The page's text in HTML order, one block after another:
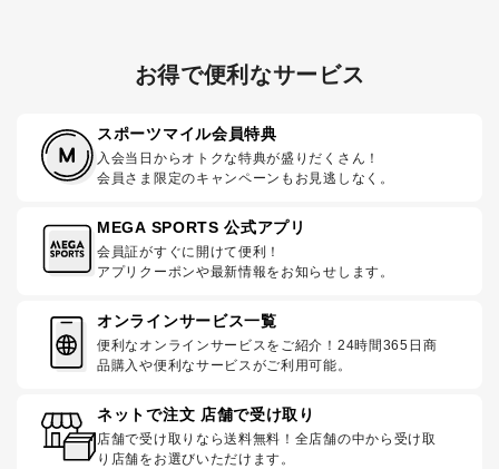
お得で便利なサービス
スポーツマイル会員特典
入会当日からオトクな特典が盛りだくさん！
会員さま限定のキャンペーンもお見逃しなく。
MEGA SPORTS 公式アプリ
会員証がすぐに開けて便利！
アプリクーポンや最新情報をお知らせします。
オンラインサービス一覧
便利なオンラインサービスをご紹介！24時間365日商
品購入や便利なサービスがご利用可能。
ネットで注文 店舗で受け取り
店舗で受け取りなら送料無料！全店舗の中から受け取
り店舗をお選びいただけます。